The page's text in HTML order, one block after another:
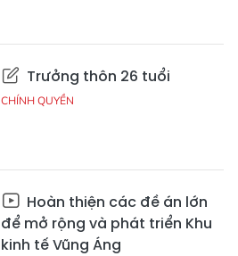
Trưởng thôn 26 tuổi
CHÍNH QUYỀN
Hoàn thiện các đề án lớn
để mở rộng và phát triển Khu
kinh tế Vũng Áng